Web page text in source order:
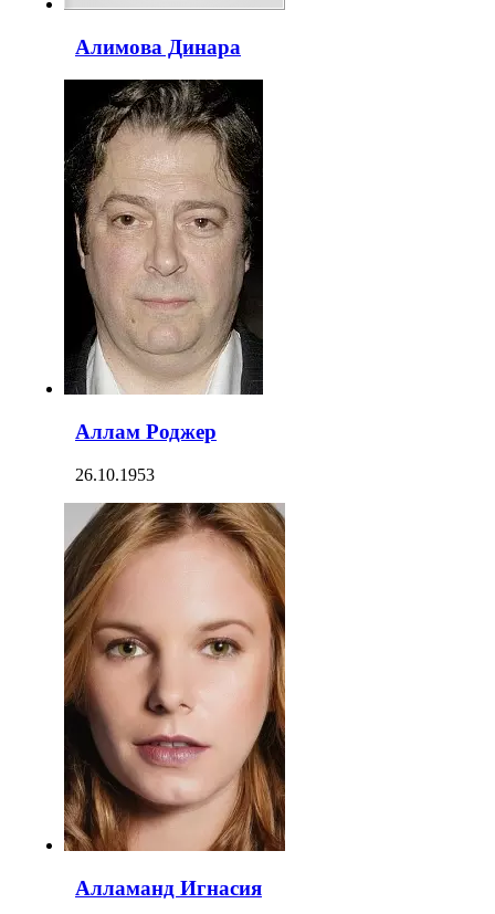
Алимова Динара
Аллам Роджер
26.10.1953
Алламанд Игнасия